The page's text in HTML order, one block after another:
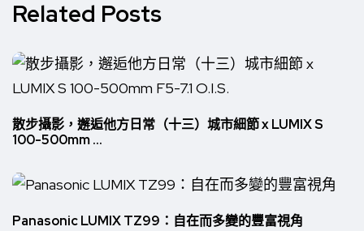
Related Posts
散步攝影，邂逅他方日常（十三）城市細節 x LUMIX S
100-500mm ...
Panasonic LUMIX TZ99：自在而多變的豐富視角